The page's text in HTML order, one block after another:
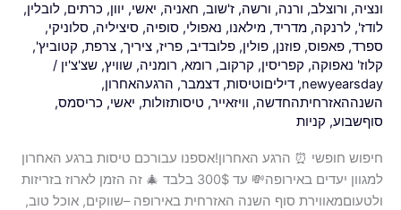
ונציה, ורוצלב, ורנה, ורשה, ז'שוב, חאניה, יאשי, יוון, כרתים, לובלין,
לודז', לרנקה, מדריד, מילאנו, נאפולי, סופיה, סיציליה, סלוניקי,
ספרד, פאפוס, פוזנן, פולין, פלובדיב, פריז, ציריך, צרפת, קטוביץ',
קלוז' נאפוקה, קפריסין, קרקוב, רומא, רומניה, שוויץ, שצ'צ'ין /
newyearsday
, דיליםוטיסות, דצמבר, הרגעהאחרון,
השנההאזרחיתהחדשה, וויזאייר, טיסותזולות, יאשי, כריסמס,
סוףשבוע, קניות
חיפוש חופשי ⏰ הרגע האחרון!אספנו עבורכם טיסות ברגע האחרון
למגוון יעדים באירופה💸 עד 300$ בלבד 🎄 זה הזמן לארוז בזריזות
ולטעוםמאווירת סוף השנה האזרחית באירופה –שווקים, אוכל טוב,